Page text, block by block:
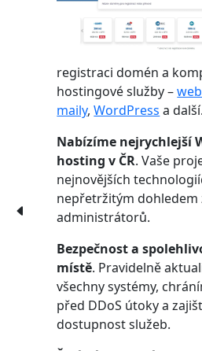
registraci domén a
hostingové služby –
maily,WordPress a další.
Nabízíme nejrychlejší
hosting v ČR. Vaše
nejnovějších
nepřetržitým dohledem
administrátorů.
Bezpečnost a
místě. Pravidelně
všechny systémy,
před DDoS útoky a
dostupnost služeb.